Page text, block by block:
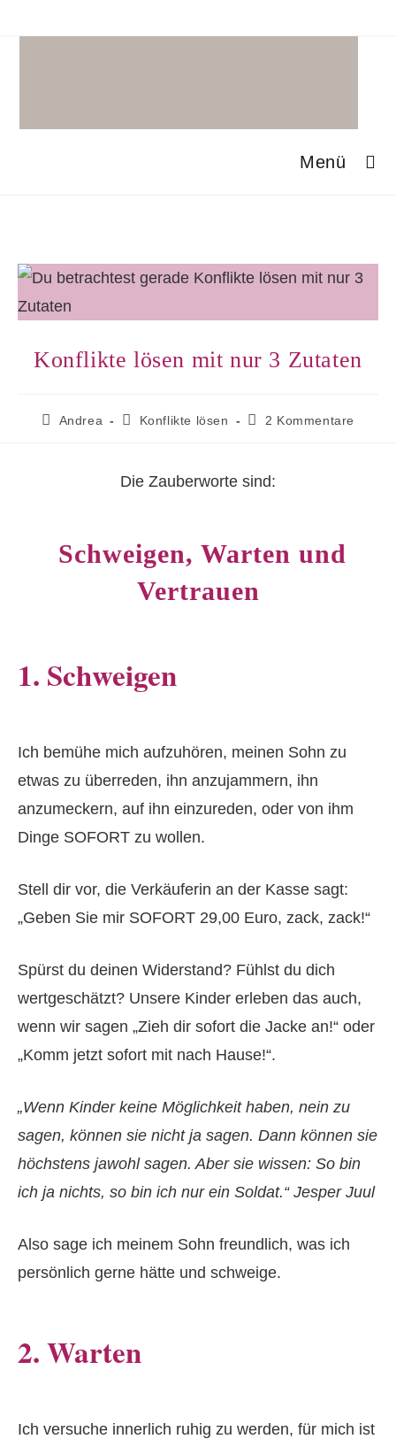
Menü
Konflikte lösen mit nur 3 Zutaten
Beitrags-
Andrea
Beitrags-
Konflikte lösen
Beitrags-
2 Kommentare
Die Zauberworte sind:
Schweigen, Warten und
Vertrauen
1. Schweigen
Ich bemühe mich aufzuhören, meinen Sohn zu
etwas zu überreden, ihn anzujammern, ihn
anzumeckern, auf ihn einzureden, oder von ihm
Dinge SOFORT zu wollen.
Stell dir vor, die Verkäuferin an der Kasse sagt:
„Geben Sie mir SOFORT 29,00 Euro, zack, zack!“
Spürst du deinen Widerstand? Fühlst du dich
wertgeschätzt? Unsere Kinder erleben das auch,
wenn wir sagen „Zieh dir sofort die Jacke an!“ oder
„Komm jetzt sofort mit nach Hause!“.
„Wenn Kinder keine Möglichkeit haben, nein zu
sagen, können sie nicht ja sagen. Dann können sie
höchstens jawohl sagen. Aber sie wissen: So bin
ich ja nichts, so bin ich nur ein Soldat.“ Jesper Juul
Also sage ich meinem Sohn freundlich, was ich
persönlich gerne hätte und schweige.
2. Warten
Ich versuche innerlich ruhig zu werden, für mich ist